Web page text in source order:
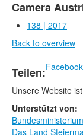
Datenschutz
Mediadaten
Edition
Bibliothek
Camera Austria
Fotoarchiv
Rechtliche
Camera
138 | 2017
Back to overview
Teilen:Facebook
Unsere Website
Unterstützt von:
Das Land